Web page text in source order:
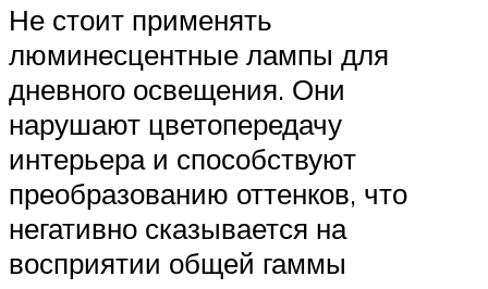
Не стоит применять
люминесцентные лампы для
дневного освещения. Они
нарушают цветопередачу
интерьера и способствуют
преобразованию оттенков, что
негативно сказывается на
восприятии общей гаммы